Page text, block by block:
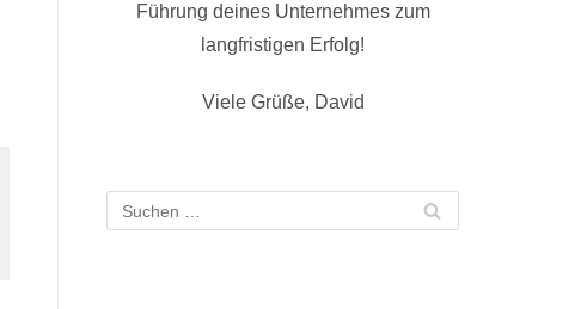
Führung deines Unternehmes zum
langfristigen Erfolg!
Viele Grüße, David